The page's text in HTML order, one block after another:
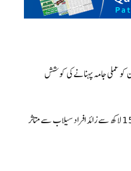
کو عملی جامہ پہنانے کی کوشش